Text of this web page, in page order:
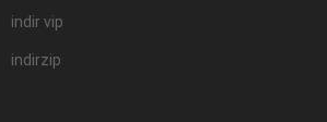
indir vip
indirzip